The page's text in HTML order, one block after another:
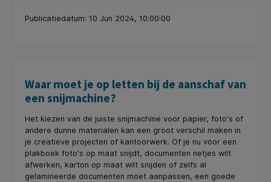
Publicatiedatum: 10 Jun 2024, 10:00:00
Waar moet je op letten bij de aanschaf van
een snijmachine?
Het kiezen van de juiste snijmachine voor papier, foto's of
andere dunne materialen kan een groot verschil maken in
je creatieve projecten of kantoorwerk. Of je nu voor een
plakboek foto's op maat snijdt, documenten netjes wilt
afwerken, karton op maat wilt snijden of zelfs al
gelamineerde documenten moet aanpassen, een goede